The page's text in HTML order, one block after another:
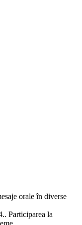
orale în diverse
Participarea la